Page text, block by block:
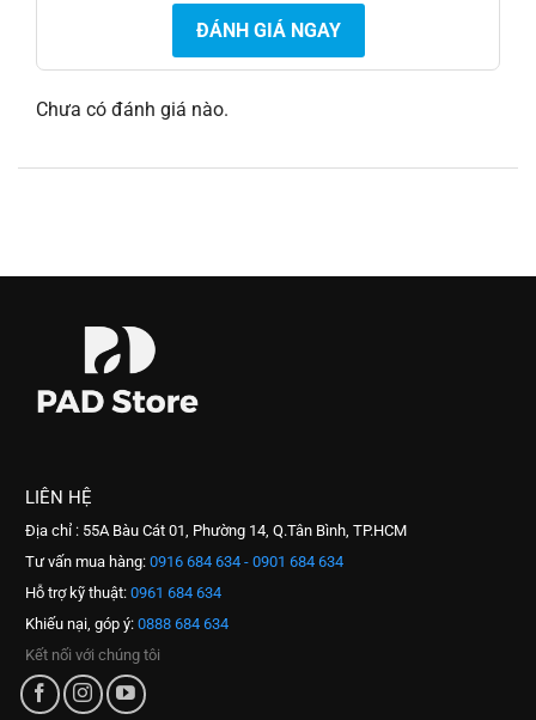
ĐÁNH GIÁ NGAY
Chưa có đánh giá nào.
LIÊN HỆ
Địa chỉ : 55A Bàu Cát 01, Phường 14, Q.Tân Bình, TP.HCM
Tư vấn mua hàng: 0916 684 634 - 0901 684 634
Hỗ trợ kỹ thuật: 0961 684 634
Khiếu nại, góp ý: 0888 684 634
Kết nối với chúng tôi